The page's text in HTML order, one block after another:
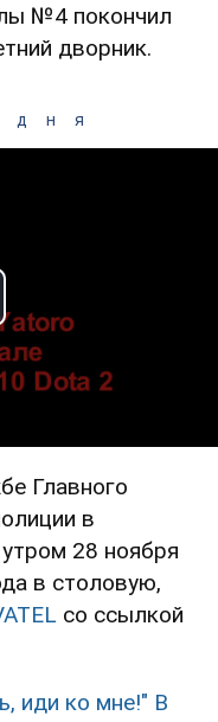
№4 покончил
дворник.
дня
Video
Главного
в
28 ноября
в столовую,
со ссылкой
иди ко мне!" В